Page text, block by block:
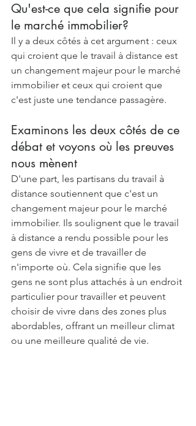
Qu'est-ce que cela signifie pour
le marché immobilier?
Il y a deux côtés à cet argument : ceux
qui croient que le travail à distance est
un changement majeur pour le marché
immobilier et ceux qui croient que
c'est juste une tendance passagère.
Examinons les deux côtés de ce
débat et voyons où les preuves
nous mènent
D'une part, les partisans du travail à
distance soutiennent que c'est un
changement majeur pour le marché
immobilier. Ils soulignent que le travail
à distance a rendu possible pour les
gens de vivre et de travailler de
n'importe où. Cela signifie que les
gens ne sont plus attachés à un endroit
particulier pour travailler et peuvent
choisir de vivre dans des zones plus
abordables, offrant un meilleur climat
ou une meilleure qualité de vie.